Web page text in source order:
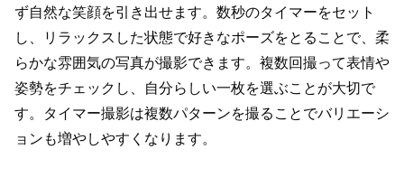
ず自然な笑顔を引き出せます。数秒のタイマーをセット
し、リラックスした状態で好きなポーズをとることで、柔
らかな雰囲気の写真が撮影できます。複数回撮って表情や
姿勢をチェックし、自分らしい一枚を選ぶことが大切で
す。タイマー撮影は複数パターンを撮ることでバリエーシ
ョンも増やしやすくなります。